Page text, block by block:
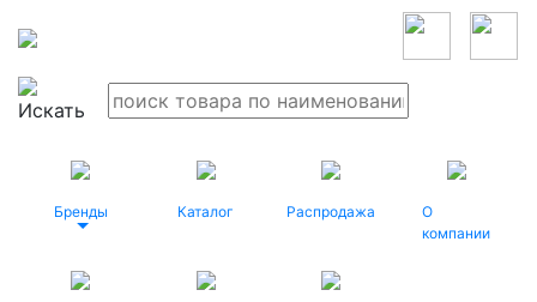
Бренды Каталог Распродажа
О
компании